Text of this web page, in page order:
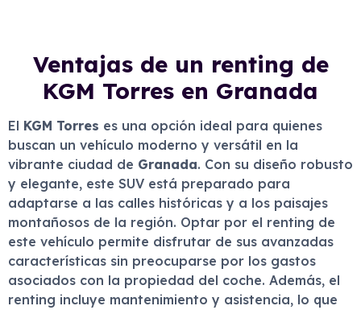
Ventajas de un renting de
KGM Torres en Granada
El KGM Torres es una opción ideal para quienes
buscan un vehículo moderno y versátil en la
vibrante ciudad de Granada. Con su diseño robusto
y elegante, este SUV está preparado para
adaptarse a las calles históricas y a los paisajes
montañosos de la región. Optar por el renting de
este vehículo permite disfrutar de sus avanzadas
características sin preocuparse por los gastos
asociados con la propiedad del coche. Además, el
renting incluye mantenimiento y asistencia, lo que